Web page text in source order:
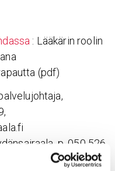
: Lääkärin roolin
(pdf)
p. 050 526